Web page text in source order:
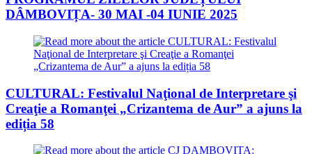
DÂMBOVIȚA- 30 MAI -04 IUNIE 2025
CULTURAL: Festivalul Naţional de Interpretare şi
Creaţie a Romanţei „Crizantema de Aur” a ajuns la
ediția 58